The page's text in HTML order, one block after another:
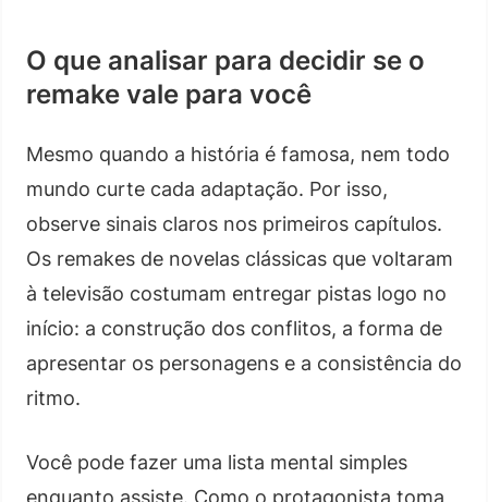
O que analisar para decidir se o
remake vale para você
Mesmo quando a história é famosa, nem todo
mundo curte cada adaptação. Por isso,
observe sinais claros nos primeiros capítulos.
Os remakes de novelas clássicas que voltaram
à televisão costumam entregar pistas logo no
início: a construção dos conflitos, a forma de
apresentar os personagens e a consistência do
ritmo.
Você pode fazer uma lista mental simples
enquanto assiste. Como o protagonista toma